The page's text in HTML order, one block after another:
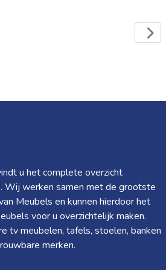
u het complete overzicht
Wij werken samen met de grootste
Meubels en kunnen hierdoor het
voor u overzichtelijk maken.
tv meubelen, tafels, stoelen, banken
merken.